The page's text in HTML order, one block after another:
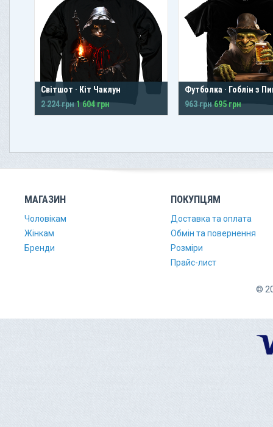
Світшот · Кіт Чаклун
2 224 грн1 604 грн
Футболка · Гоблін з
963 грн 695 грн
МАГАЗИН
Чоловікам
Жінкам
Бренди
ПОКУПЦЯМ
Доставка та оплата
Обмін та повернення
Розміри
Прайс-лист
©